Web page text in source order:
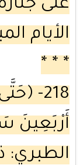
على
الأيام
* * *
218-
الطبري: